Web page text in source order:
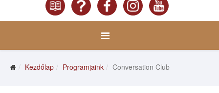
Kezdőlap Programjaink Conversation Club